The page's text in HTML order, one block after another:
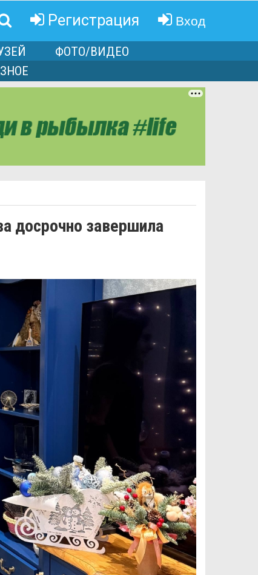
Регистрация Вход
ФОТО/ВИДЕО
досрочно завершила